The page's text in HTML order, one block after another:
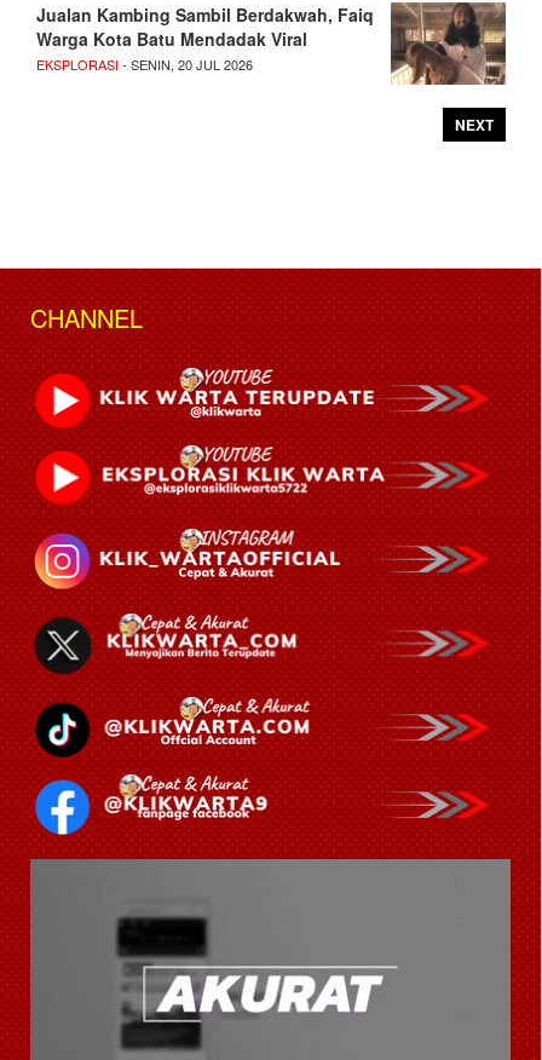
Jualan Kambing Sambil Berdakwah, Faiq
Warga Kota Batu Mendadak Viral
EKSPLORASI- SENIN, 20 JUL 2026
NEXT
CHANNEL